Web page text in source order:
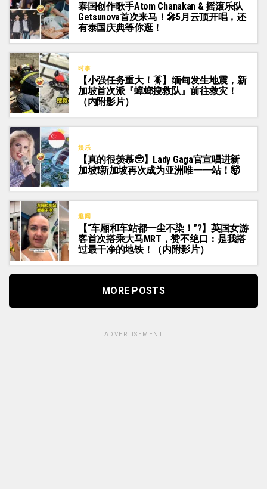
泰国创作歌手Atom Chanakan & 摇滚乐队
Getsunova首次来马！🎤5月云顶开唱，还
有泰国庆典等你逛！
时事
【小强任务重大！🪳】缅甸发生地震，新
加坡首次派『蟑螂搜救队』前往救灾！
（内附影片）
娱乐
【真的很羡慕🥹】Lady Gaga官宣唱进新
加坡❗新加坡再次成为亚洲唯一一站！🤯
趣闻
【“车厢和车站都一尘不染！”?】英国女游
客首次搭乘大马MRT，赞不绝口：是我搭
过最干净的地铁！（内附影片）
MORE POSTS
ADVERTISEMENT